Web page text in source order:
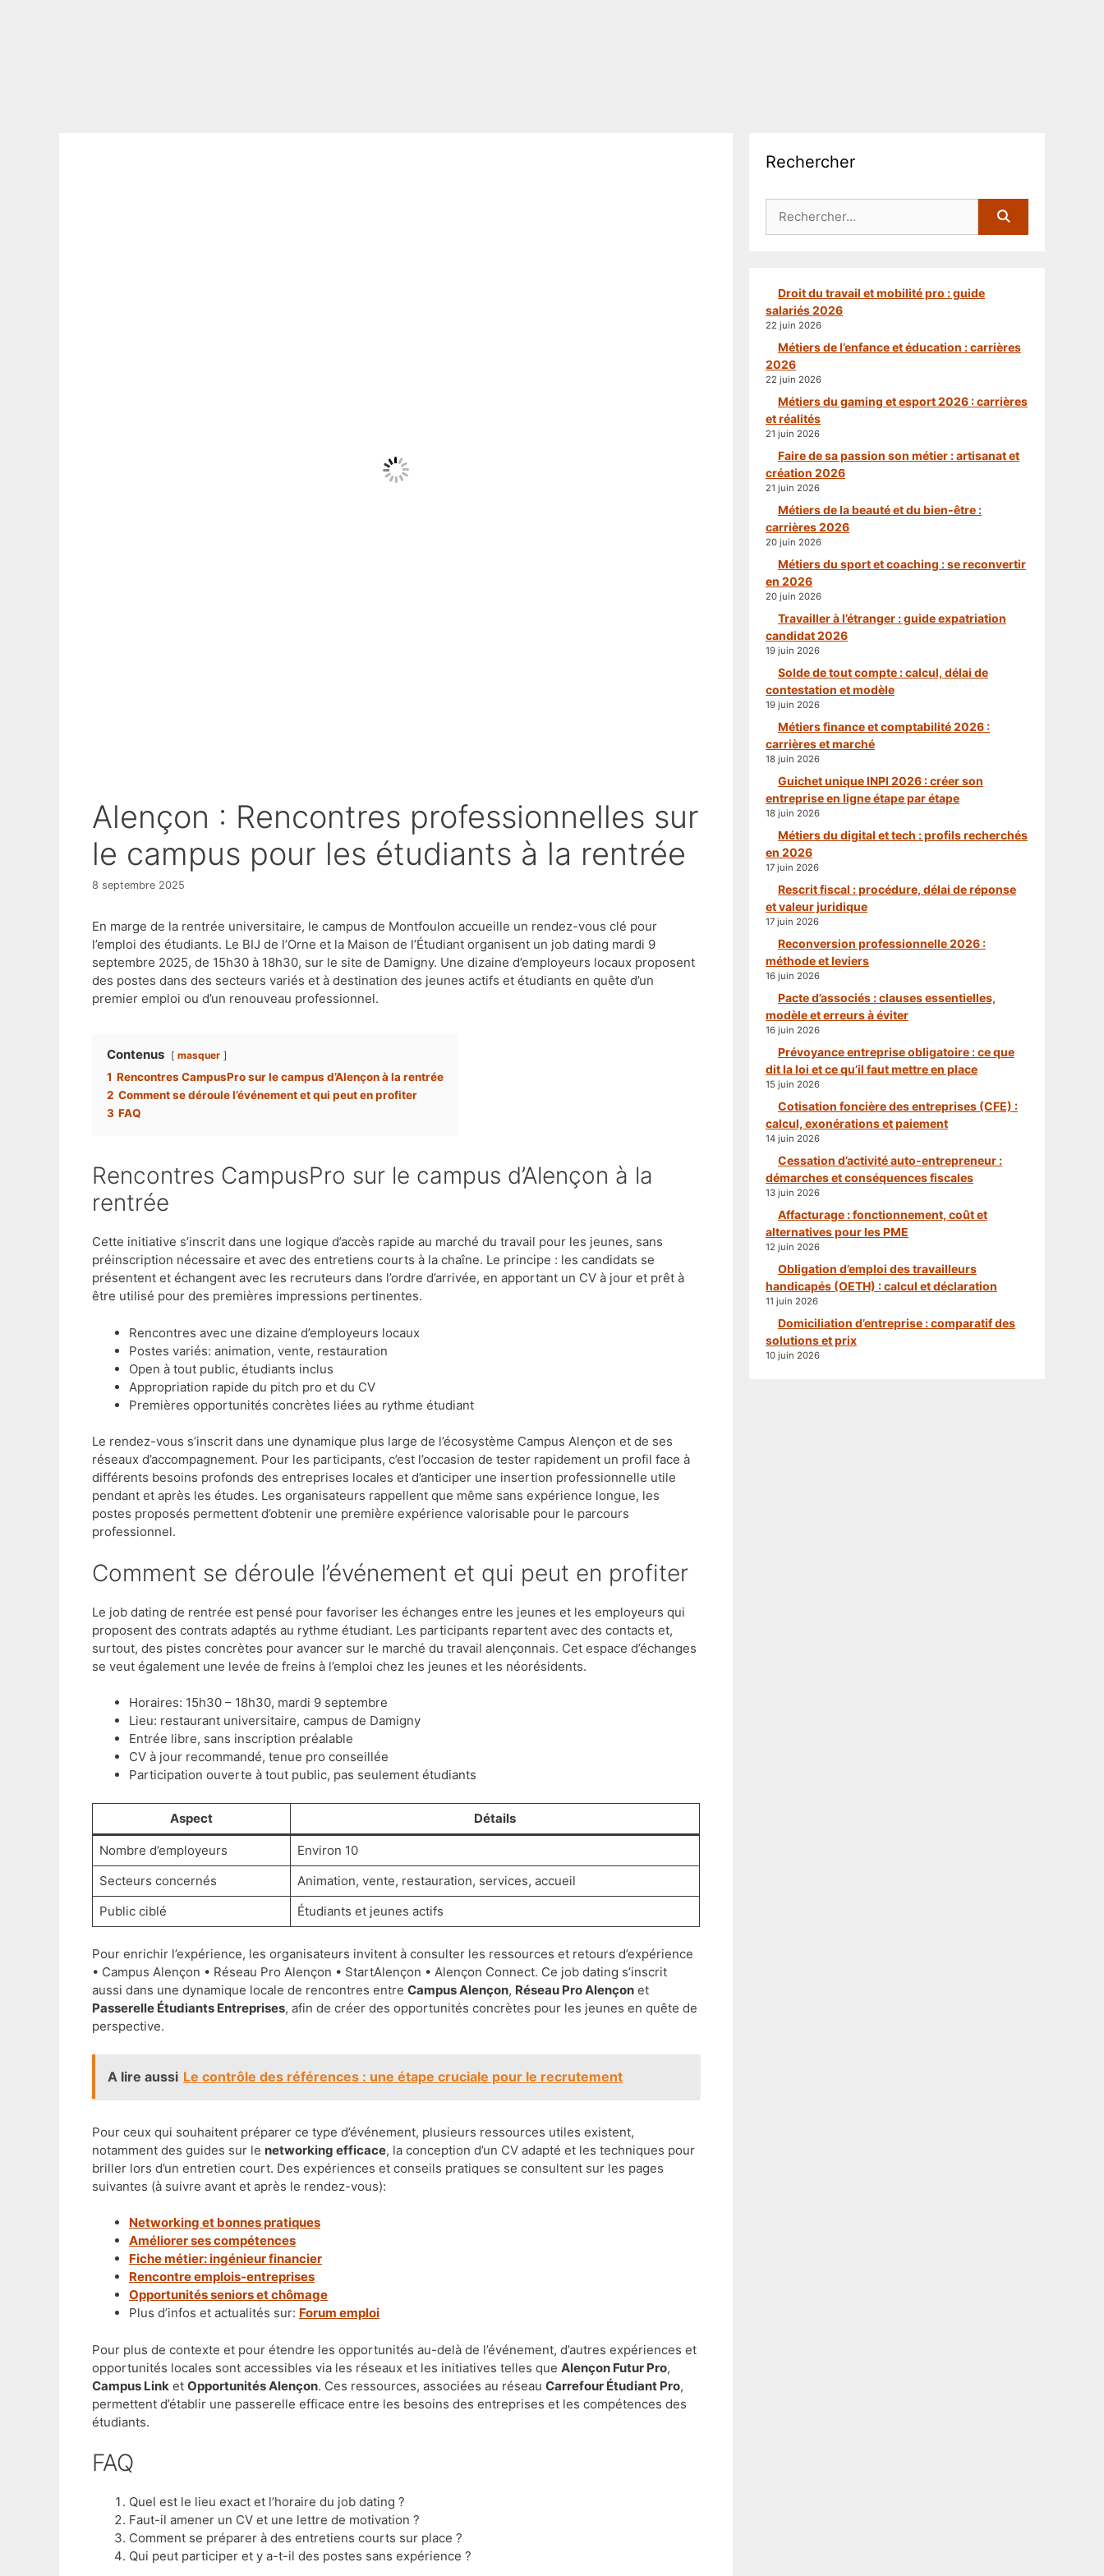
Alençon : Rencontres professionnelles sur
le campus pour les étudiants à la rentrée
8 septembre 2025
En marge de la rentrée universitaire, le campus de Montfoulon accueille un rendez-vous clé pour
l’emploi des étudiants. Le BIJ de l’Orne et la Maison de l’Étudiant organisent un job dating mardi 9
septembre 2025, de 15h30 à 18h30, sur le site de Damigny. Une dizaine d’employeurs locaux proposent
des postes dans des secteurs variés et à destination des jeunes actifs et étudiants en quête d’un
premier emploi ou d’un renouveau professionnel.
Contenus masquer
1 Rencontres CampusPro sur le campus d’Alençon à la rentrée
2 Comment se déroule l’événement et qui peut en profiter
3 FAQ
Rencontres CampusPro sur le campus d’Alençon à la
rentrée
Cette initiative s’inscrit dans une logique d’accès rapide au marché du travail pour les jeunes, sans
préinscription nécessaire et avec des entretiens courts à la chaîne. Le principe : les candidats se
présentent et échangent avec les recruteurs dans l’ordre d’arrivée, en apportant un CV à jour et prêt à
être utilisé pour des premières impressions pertinentes.
Rencontres avec une dizaine d’employeurs locaux
Postes variés: animation, vente, restauration
Open à tout public, étudiants inclus
Appropriation rapide du pitch pro et du CV
Premières opportunités concrètes liées au rythme étudiant
Le rendez-vous s’inscrit dans une dynamique plus large de l’écosystème Campus Alençon et de ses
réseaux d’accompagnement. Pour les participants, c’est l’occasion de tester rapidement un profil face à
différents besoins profonds des entreprises locales et d’anticiper une insertion professionnelle utile
pendant et après les études. Les organisateurs rappellent que même sans expérience longue, les
postes proposés permettent d’obtenir une première expérience valorisable pour le parcours
professionnel.
Comment se déroule l’événement et qui peut en profiter
Le job dating de rentrée est pensé pour favoriser les échanges entre les jeunes et les employeurs qui
proposent des contrats adaptés au rythme étudiant. Les participants repartent avec des contacts et,
surtout, des pistes concrètes pour avancer sur le marché du travail alençonnais. Cet espace d’échanges
se veut également une levée de freins à l’emploi chez les jeunes et les néorésidents.
Horaires: 15h30 – 18h30, mardi 9 septembre
Lieu: restaurant universitaire, campus de Damigny
Entrée libre, sans inscription préalable
CV à jour recommandé, tenue pro conseillée
Participation ouverte à tout public, pas seulement étudiants
Aspect Détails
Nombre d’employeurs
Environ 10
Secteurs concernés
Animation, vente, restauration, services, accueil
Public ciblé
Étudiants et jeunes actifs
Pour enrichir l’expérience, les organisateurs invitent à consulter les ressources et retours d’expérience
• Campus Alençon • Réseau Pro Alençon • StartAlençon • Alençon Connect. Ce job dating s’inscrit
aussi dans une dynamique locale de rencontres entre Campus Alençon, Réseau Pro Alençon et
Passerelle Étudiants Entreprises, afin de créer des opportunités concrètes pour les jeunes en quête de
perspective.
A lire aussi Le contrôle des références : une étape cruciale pour le recrutement
Pour ceux qui souhaitent préparer ce type d’événement, plusieurs ressources utiles existent,
notamment des guides sur le networking efficace, la conception d’un CV adapté et les techniques pour
briller lors d’un entretien court. Des expériences et conseils pratiques se consultent sur les pages
suivantes (à suivre avant et après le rendez-vous):
Networking et bonnes pratiques
Améliorer ses compétences
Fiche métier: ingénieur financier
Rencontre emplois-entreprises
Opportunités seniors et chômage
Plus d’infos et actualités sur: Forum emploi
Pour plus de contexte et pour étendre les opportunités au-delà de l’événement, d’autres expériences et
opportunités locales sont accessibles via les réseaux et les initiatives telles que Alençon Futur Pro,
Campus Link et Opportunités Alençon. Ces ressources, associées au réseau Carrefour Étudiant Pro,
permettent d’établir une passerelle efficace entre les besoins des entreprises et les compétences des
étudiants.
FAQ
Quel est le lieu exact et l’horaire du job dating ?
Faut-il amener un CV et une lettre de motivation ?
Comment se préparer à des entretiens courts sur place ?
Qui peut participer et y a-t-il des postes sans expérience ?
Rechercher
Droit du travail et mobilité pro : guide
salariés 2026
22 juin 2026
Métiers de l’enfance et éducation : carrières
2026
22 juin 2026
Métiers du gaming et esport 2026 : carrières
et réalités
21 juin 2026
Faire de sa passion son métier : artisanat et
création 2026
21 juin 2026
Métiers de la beauté et du bien-être :
carrières 2026
20 juin 2026
Métiers du sport et coaching : se reconvertir
en 2026
20 juin 2026
Travailler à l’étranger : guide expatriation
candidat 2026
19 juin 2026
Solde de tout compte : calcul, délai de
contestation et modèle
19 juin 2026
Métiers finance et comptabilité 2026 :
carrières et marché
18 juin 2026
Guichet unique INPI 2026 : créer son
entreprise en ligne étape par étape
18 juin 2026
Métiers du digital et tech : profils recherchés
en 2026
17 juin 2026
Rescrit fiscal : procédure, délai de réponse
et valeur juridique
17 juin 2026
Reconversion professionnelle 2026 :
méthode et leviers
16 juin 2026
Pacte d’associés : clauses essentielles,
modèle et erreurs à éviter
16 juin 2026
Prévoyance entreprise obligatoire : ce que
dit la loi et ce qu’il faut mettre en place
15 juin 2026
Cotisation foncière des entreprises (CFE) :
calcul, exonérations et paiement
14 juin 2026
Cessation d’activité auto-entrepreneur :
démarches et conséquences fiscales
13 juin 2026
Affacturage : fonctionnement, coût et
alternatives pour les PME
12 juin 2026
Obligation d’emploi des travailleurs
handicapés (OETH) : calcul et déclaration
11 juin 2026
Domiciliation d’entreprise : comparatif des
solutions et prix
10 juin 2026